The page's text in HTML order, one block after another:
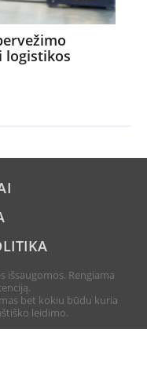
logistikos
išsaugomos. Rengiama
bet kokiu būdu kuria
leidimo.